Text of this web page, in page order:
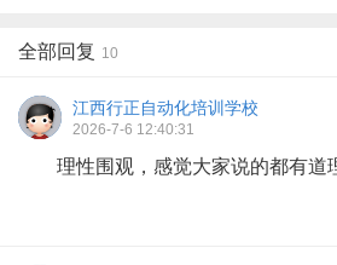
全部回复 10
江西行正自动化培训学校
2026-7-6 12:40:31
理性围观，感觉大家说的都有道